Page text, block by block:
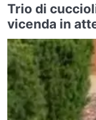
Trio di
vicenda in